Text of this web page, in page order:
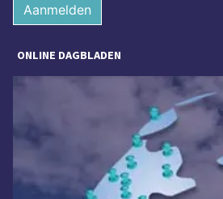
Aanmelden
ONLINE DAGBLADEN